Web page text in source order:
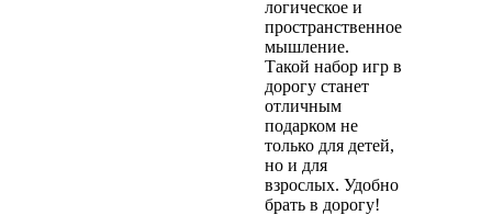
логическое и
пространственное
мышление.
Такой набор игр в
дорогу станет
отличным
подарком не
только для детей,
но и для
взрослых. Удобно
брать в дорогу!